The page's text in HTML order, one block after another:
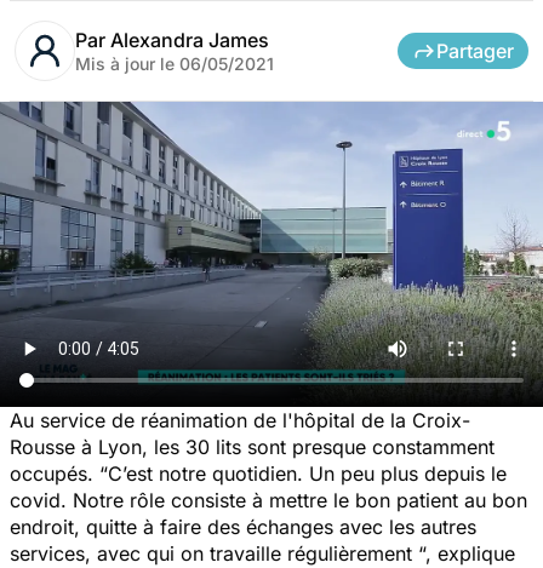
Par Alexandra James
Mis à jour le 06/05/2021
Partager
Au service de réanimation de l'hôpital de la Croix-
Rousse à Lyon, les 30 lits sont presque constamment
occupés. “C’est notre quotidien. Un peu plus depuis le
covid. Notre rôle consiste à mettre le bon patient au bon
endroit, quitte à faire des échanges avec les autres
services, avec qui on travaille régulièrement “, explique